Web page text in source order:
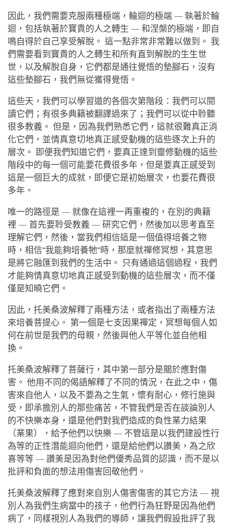
因此，我們需要克服兩種極端，輪迴的極端 — 執著於輪
迴，包括執著於寶貴的人之轉生 — 和涅槃的極端，即自
鳴自得於自己享受解脫。 這一點非常非常難以做到。 我
們需要看到寶貴的人之轉生和所有直到解脫的生生世
世，以及解脫自身，它們都是通往覺悟的墊腳石，沒有
這些墊腳石，我們無從獲得覺悟。
這些天，我們可以學習道的各個次第階段：我們可以閱
讀它們；有很多典籍被翻譯過來了；我們可以從中聆聽
很多教義。 但是，因為我們熟悉它們，這就很難真正消
化它們，並情真意切地真正感受動機的這些逐次上升的
層次。 即便我們知道它們，要真正達到靈修動機的這些
階段中的每一個可能要花費很多年，但是要真正感受到
這是一個巨大的成就，即便它是初始層次，也要花費很
多年。
唯一的路徑是 — 就像在這裡一再重複的，在別的典籍
裡 — 首先要聆受教義 — 研究它們，然後加以思考直至
理解它們，然後，當我們相信這是一個值得培養之物
時，相信“我能夠培養牠”時，那麼就禪修冥想，其意思
是將它融匯到我們的生活中。 只有通過這個過程，我們
才能夠情真意切地真正感受到動機的這些層次，而不僅
僅是知曉它們。
因此，托美桑波解釋了兩種方法，或者指出了兩種方法
來培養菩提心。 第一個是七支因果禪定，冥想每個人如
何在前世是我們的母親，然後與他人平等化並自他相
換。
托美桑波解釋了菩薩行，其中第一部分是關於應對傷
害。 他用不同的偈語解釋了不同的情況，在此之中，傷
害來自他人，以及不要為之生氣，懷有耐心，修行施與
受，即承擔別人的那些痛苦，不管我們是否在談論別人
的不快樂本身，還是他們對我們造成的負性業力結果
（業果），給予他們以快樂 — 不管這是以我們建設性行
為等的正性潛能迴向他們，還是給他們以讚美，為之欣
喜等等 — 讚美是因為對他們優秀品質的認識，而不是以
批評和負面的想法用傷害回敬他們。
托美桑波解釋了應對來自別人傷害傷害的其它方法 — 視
別人為我們生病當中的孩子，他們行為狂野是因為他們
病了，同樣視別人為我們的導師，讓我們假設批評了我